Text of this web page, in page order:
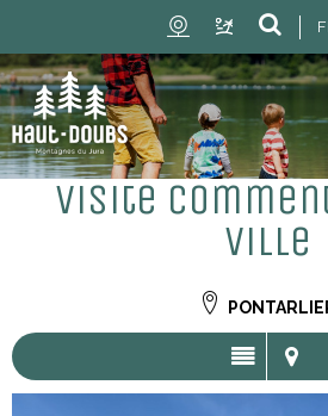
Visite
ville